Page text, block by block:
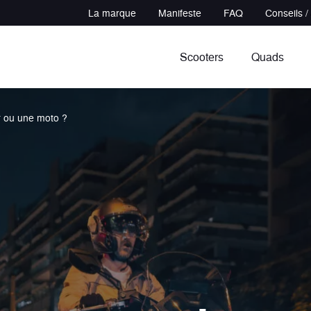
Scooters
Sportifs
7 véhicules
Quads
Polyvalents
3 véhicules
La marque Manifeste FAQ Conseils
une moto ?